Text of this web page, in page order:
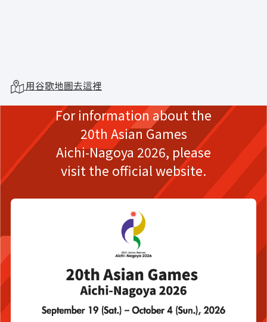
用谷歌地圖去這裡
For information about the
20th Asian Games
Aichi-Nagoya 2026, please
visit the official website.